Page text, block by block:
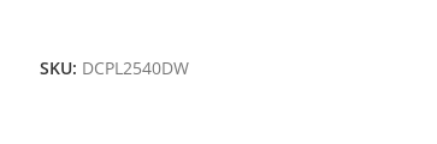
SKU: DCPL2540DW